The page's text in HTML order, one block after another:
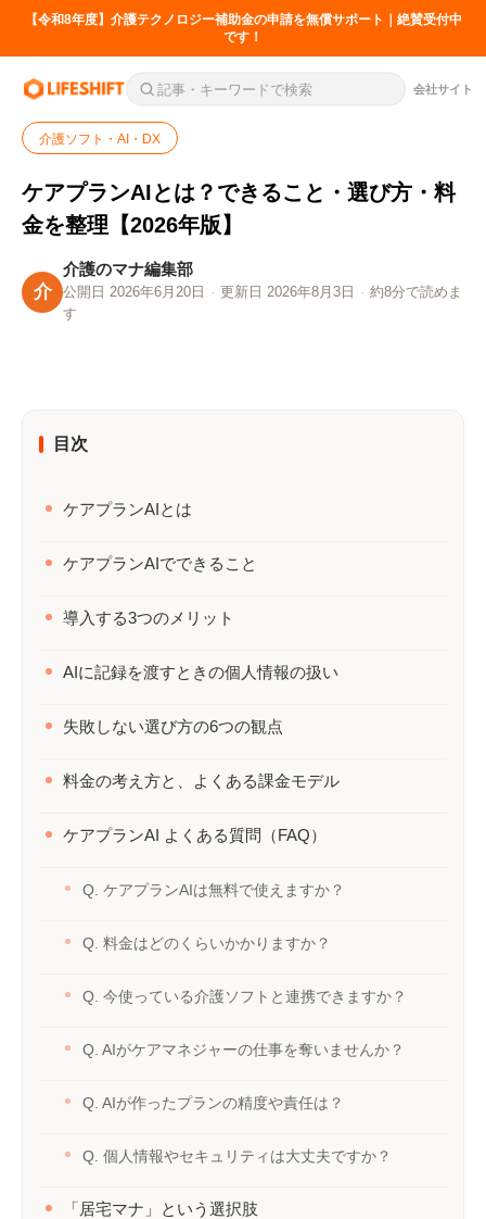
【令和8年度】介護テクノロジー補助金の申請を無償サポート｜絶賛受付中
です！
会社サイト
介護ソフト・AI・DX
ケアプランAIとは？できること・選び方・料
金を整理【2026年版】
介
介護のマナ編集部
公開日 2026年6月20日 · 更新日 2026年8月3日 · 約8分で読めま
す
目次
ケアプランAIとは
ケアプランAIでできること
導入する3つのメリット
AIに記録を渡すときの個人情報の扱い
失敗しない選び方の6つの観点
料金の考え方と、よくある課金モデル
ケアプランAI よくある質問（FAQ）
Q. ケアプランAIは無料で使えますか？
Q. 料金はどのくらいかかりますか？
Q. 今使っている介護ソフトと連携できますか？
Q. AIがケアマネジャーの仕事を奪いませんか？
Q. AIが作ったプランの精度や責任は？
Q. 個人情報やセキュリティは大丈夫ですか？
「居宅マナ」という選択肢